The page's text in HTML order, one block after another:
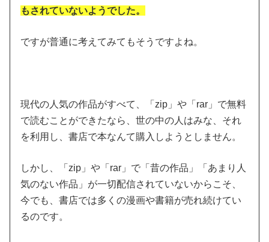
もされていないようでした。
ですが普通に考えてみてもそうですよね。
現代の人気の作品がすべて、「zip」や「rar」で無料
で読むことができたなら、世の中の人はみな、それ
を利用し、書店で本なんて購入しようとしません。
しかし、「zip」や「rar」で「昔の作品」「あまり人
気のない作品」が一切配信されていないからこそ、
今でも、書店では多くの漫画や書籍が売れ続けてい
るのです。